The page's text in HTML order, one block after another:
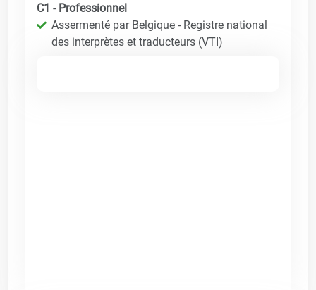
C1 - Professionnel
Assermenté par Belgique - Registre national
des interprètes et traducteurs (VTI)